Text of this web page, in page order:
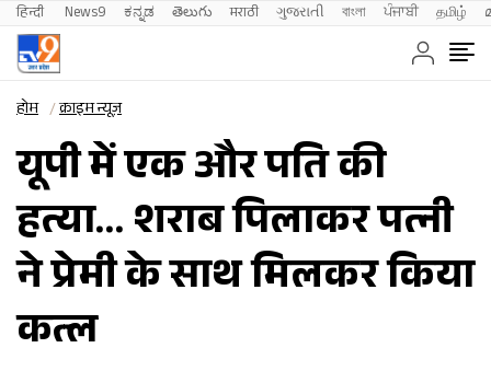
हिन्दी News9 ಕನ್ನಡ తెలుగు मराठी ગુજરાતી বাংলা ਪੰਜਾਬੀ தமிழ்
होम क्राइम न्यूज़
यूपी में एक और पति की
हत्या… शराब पिलाकर पत्नी
ने प्रेमी के साथ मिलकर किया
कत्ल